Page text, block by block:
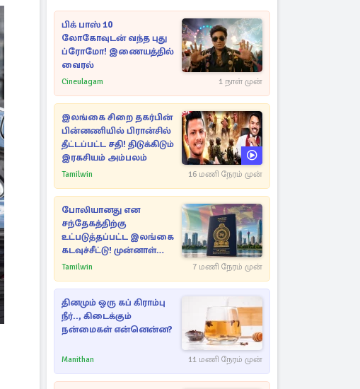
பிக் பாஸ் 10
லோகோவுடன் வந்த புது
ப்ரோமோ! இணையத்தில்
வைரல்
Cineulagam 1 நாள் முன்
இலங்கை சிறை தகர்பின்
பின்னணியில் பிரான்சில்
தீட்டப்பட்ட சதி! திடுக்கிடும்
இரகசியம் அம்பலம்
Tamilwin 16 மணி நேரம் முன்
போலியானது என
சந்தேகத்திற்கு
உட்படுத்தப்பட்ட இலங்கை
கடவுச்சீட்டு! முன்னாள்
எம்.பிக்கு
சிக்கல்
Tamilwin 7 மணி நேரம் முன்
தினமும் ஒரு கப் கிராம்பு
நீர்.., கிடைக்கும்
நன்மைகள் என்னென்ன?
Manithan 11 மணி நேரம் முன்